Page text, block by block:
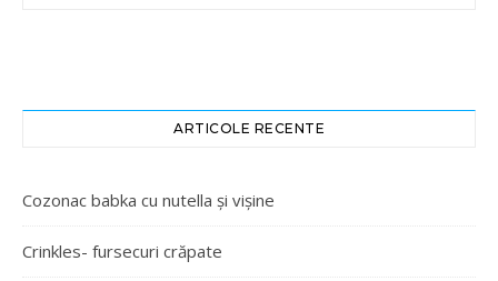
ARTICOLE RECENTE
Cozonac babka cu nutella și vișine
Crinkles- fursecuri crăpate